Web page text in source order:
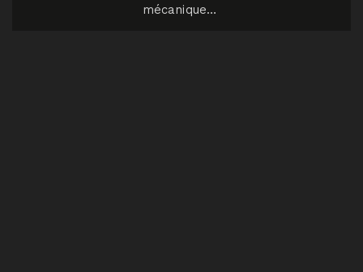
mécanique…